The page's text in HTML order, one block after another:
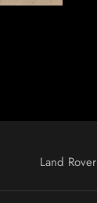
Land Rover